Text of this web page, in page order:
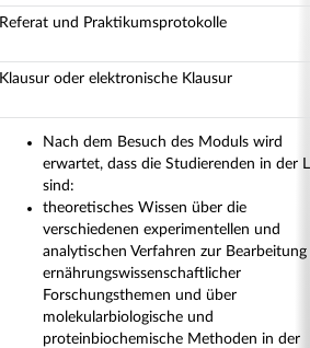
Referat und Praktikumsprotokolle
Klausur oder elektronische Klausur
Nach dem Besuch des Moduls wird
erwartet, dass die Studierenden in der
sind:
theoretisches Wissen über die
verschiedenen experimentellen und
analytischen Verfahren zur Bearbeitung
ernährungswissenschaftlicher
Forschungsthemen und über
molekularbiologische und
proteinbiochemische Methoden in der